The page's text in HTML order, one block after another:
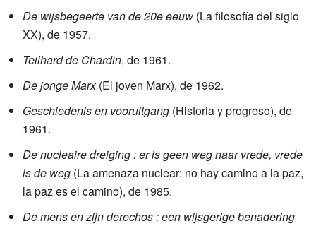
De wijsbegeerte van de 20e eeuw (La filosofía del siglo
XX), de 1957.
Teilhard de Chardin, de 1961.
De jonge Marx(El joven Marx), de 1962.
Geschiedenis en vooruitgang (Historia y progreso), de
1961.
De nucleaire dreiging : er is geen weg naar vrede, vrede
is de weg (La amenaza nuclear: no hay camino a la paz,
la paz es el camino), de 1985.
De mens en zijn derechos : een wijsgerige benadering